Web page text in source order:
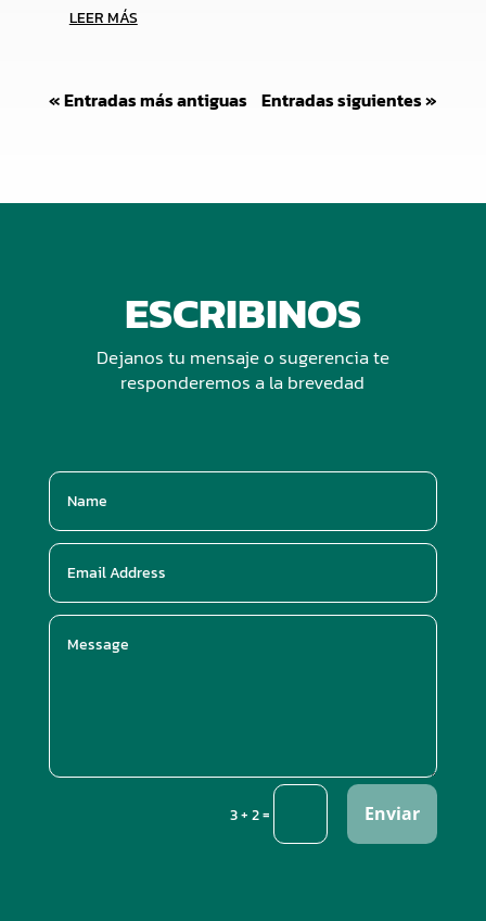
LEER MÁS
« Entradas más antiguas Entradas siguientes »
ESCRIBINOS
Dejanos tu mensaje o sugerencia te
responderemos a la brevedad
3 + 2= Enviar